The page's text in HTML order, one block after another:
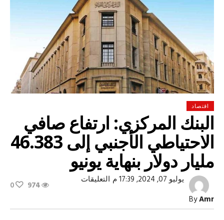
اقتصاد
البنك المركزي: ارتفاع صافي
الاحتياطي الأجنبي إلى 46.383
مليار دولار بنهاية يونيو
ByAmr
يوليو 07, 2024, 17:39 م التعليقاتعلى
صافي
974
0